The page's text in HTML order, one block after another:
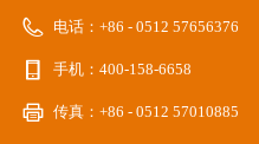
电话： +86 - 0512 57656376
手机： 400-158-6658
传真： +86 - 0512 57010885